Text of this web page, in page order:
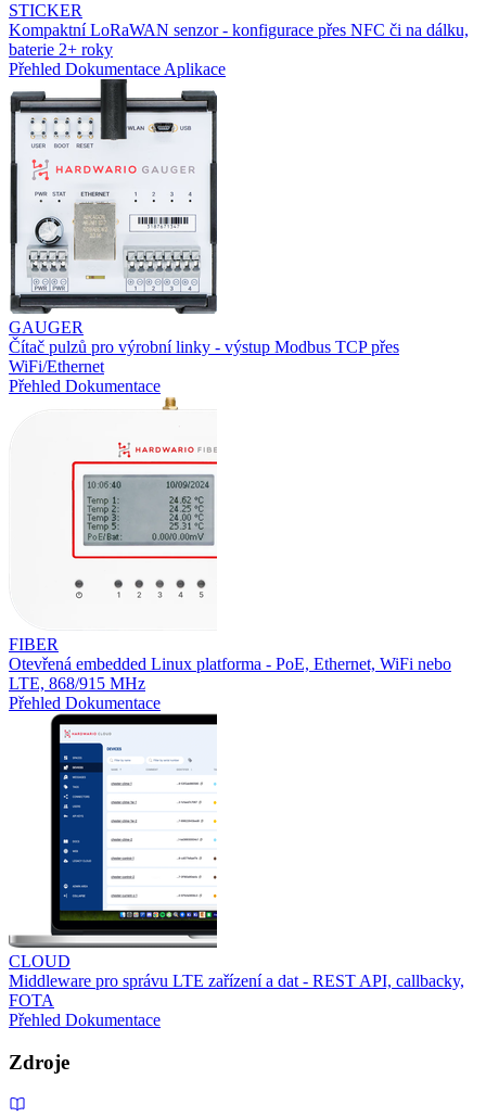
STICKER
Kompaktní LoRaWAN senzor - konfigurace přes NFC či na dálku,
baterie 2+ roky
Přehled Dokumentace Aplikace
GAUGER
Čítač pulzů pro výrobní linky - výstup Modbus TCP přes
WiFi/Ethernet
Přehled Dokumentace
FIBER
Otevřená embedded Linux platforma - PoE, Ethernet, WiFi nebo
LTE, 868/915 MHz
Přehled Dokumentace
CLOUD
Middleware pro správu LTE zařízení a dat - REST API, callbacky,
FOTA
Přehled Dokumentace
Zdroje